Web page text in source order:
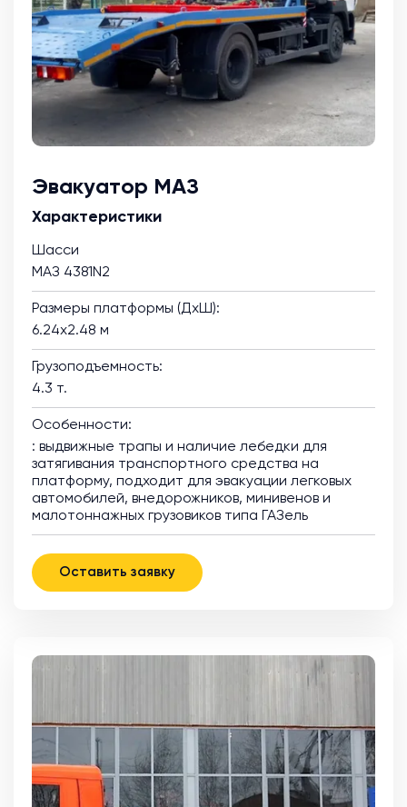
Эвакуатор МАЗ
Характеристики
Шасси
МАЗ 4381N2
Размеры платформы (ДхШ):
6.24х2.48 м
Грузоподъемность:
4.3 т.
Особенности:
: выдвижные трапы и наличие лебедки для
затягивания транспортного средства на
платформу, подходит для эвакуации легковых
автомобилей, внедорожников, минивенов и
малотоннажных грузовиков типа ГАЗель
Оставить заявку